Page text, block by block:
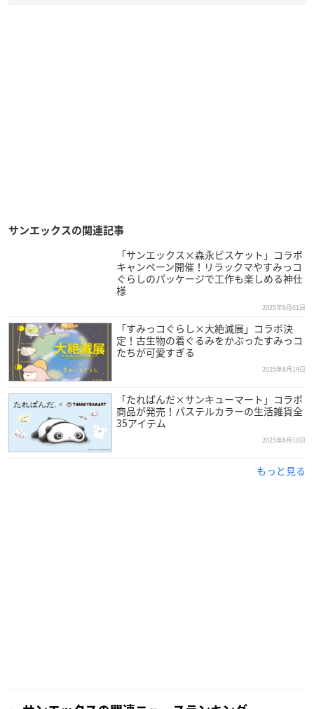
サンエックスの関連記事
「サンエックス×森永ビスケット」コラボ
キャンペーン開催！リラックマやすみっコ
ぐらしのパッケージで工作も楽しめる神仕
様
2025年9月01日
「すみっコぐらし×大絶滅展」コラボ決
定！古生物の着ぐるみをかぶったすみっコ
たちが可愛すぎる
2025年8月14日
「たれぱんだ×サンキューマート」コラボ
商品が発売！パステルカラーの生活雑貨全
35アイテム
2025年8月10日
もっと見る